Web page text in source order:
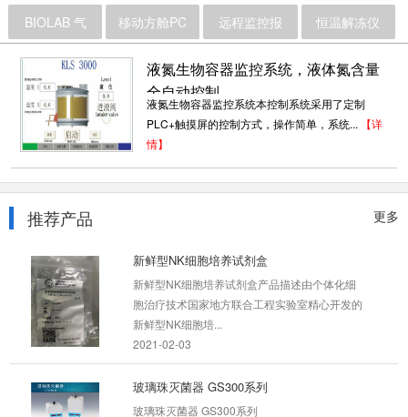
BIOLAB 气 移动方舱PC 远程监控报 恒温解冻仪
液氮生物容器监控系统，液体氮含量
全自动控制
液氮生物容器监控系统本控制系统采用了定制
PLC+触摸屏的控制方式，操作简单，系统... 【详
情】
更多
推荐产品
LineGene Mini 实时荧光定量PCR分析仪
产品简介 LineGene Mini 实时荧光定量PCR分
析仪是博日公司为应对多元化、高复杂使用环境
而开发的一款...
2021-01-29
移动PCR检验实验室车载式
移动PCR检验实验室车载式 MLV-6000 博日科
技
新鲜型NK细胞培养试剂盒
新鲜型NK细胞培养试剂盒产品描述由个体化细
胞治疗技术国家地方联合工程实验室精心开发的
新鲜型NK细胞培...
2021-02-03
玻璃珠灭菌器 GS300系列
玻璃珠灭菌器 GS300系列